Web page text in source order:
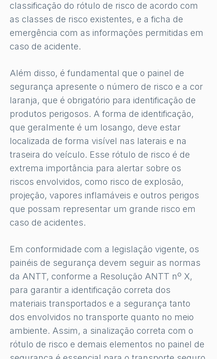
classificação do rótulo de risco de acordo com
as classes de risco existentes, e a ficha de
emergência com as informações permitidas em
caso de acidente.
Além disso, é fundamental que o painel de
segurança apresente o número de risco e a cor
laranja, que é obrigatório para identificação de
produtos perigosos. A forma de identificação,
que geralmente é um losango, deve estar
localizada de forma visível nas laterais e na
traseira do veículo. Esse rótulo de risco é de
extrema importância para alertar sobre os
riscos envolvidos, como risco de explosão,
projeção, vapores inflamáveis ​​e outros perigos
que possam representar um grande risco em
caso de acidentes.
Em conformidade com a legislação vigente, os
painéis de segurança devem seguir as normas
da ANTT, conforme a Resolução ANTT nº X,
para garantir a identificação correta dos
materiais transportados e a segurança tanto
dos envolvidos no transporte quanto no meio
ambiente. Assim, a sinalização correta com o
rótulo de risco e demais elementos no painel de